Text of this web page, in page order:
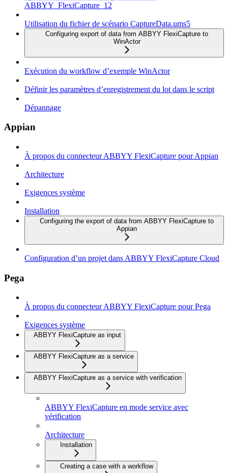
ABBYY_FlexiCapture_12
Utilisation du fichier de scénario CaptureData.ums5
Configuring export of data from ABBYY FlexiCapture to
WinActor
Exécution du workflow d’exemple WinActor
Définir les paramètres d’enregistrement du lot dans le script
Dépannage
Appian
À propos du connecteur ABBYY FlexiCapture pour Appian
Architecture
Exigences système
Installation
Configuring the export of data from ABBYY FlexiCapture to
Appian
Configuration d’un projet dans ABBYY FlexiCapture Cloud
Pega
À propos du connecteur ABBYY FlexiCapture pour Pega
Exigences système
ABBYY FlexiCapture as input
ABBYY FlexiCapture as a service
ABBYY FlexiCapture as a service with verification
ABBYY FlexiCapture en mode service avec
vérification
Architecture
Installation
Creating a case with a workflow